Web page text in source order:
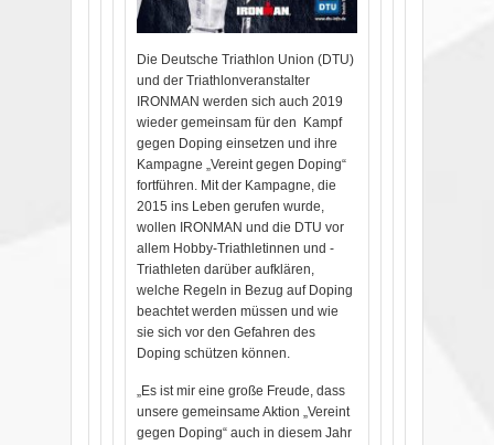
Die Deutsche Triathlon Union (DTU)
und der Triathlonveranstalter
IRONMAN werden sich auch 2019
wieder gemeinsam für den Kampf
gegen Doping einsetzen und ihre
Kampagne „Vereint gegen Doping“
fortführen. Mit der Kampagne, die
2015 ins Leben gerufen wurde,
wollen IRONMAN und die DTU vor
allem Hobby-Triathletinnen und -
Triathleten darüber aufklären,
welche Regeln in Bezug auf Doping
beachtet werden müssen und wie
sie sich vor den Gefahren des
Doping schützen können.
„Es ist mir eine große Freude, dass
unsere gemeinsame Aktion „Vereint
gegen Doping“ auch in diesem Jahr